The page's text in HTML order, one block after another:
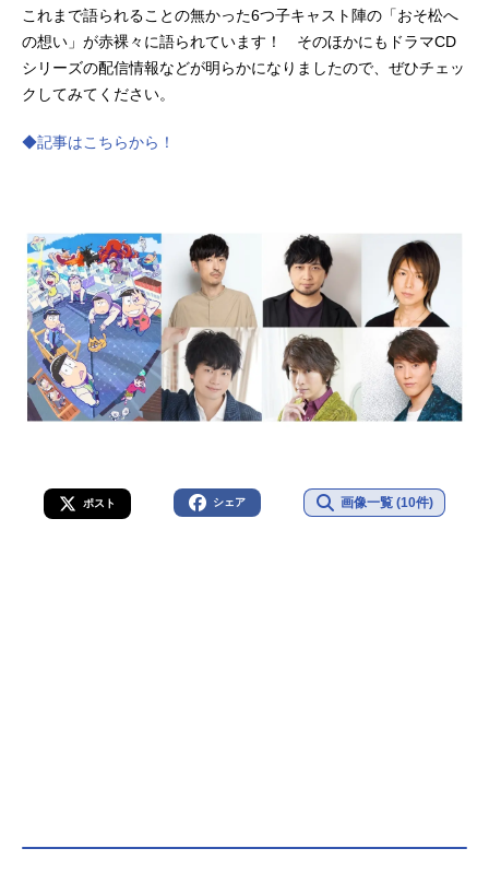
これまで語られることの無かった6つ子キャスト陣の「おそ松へ
の想い」が赤裸々に語られています！ そのほかにもドラマCD
シリーズの配信情報などが明らかになりましたので、ぜひチェッ
クしてみてください。
◆記事はこちらから！
ポスト シェア 画像一覧 (10件)